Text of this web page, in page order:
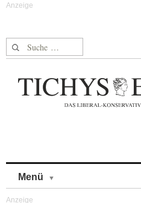
Suche nach:
Menü